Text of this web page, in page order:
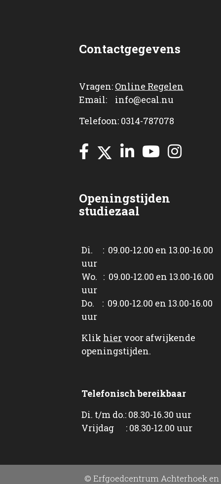
Contactgegevens
Vragen: Online Regelen
Email: info@ecal.nu
Telefoon: 0314-787078
Openingstijden
studiezaal
Di. : 09.00-12.00 en 13.00-16.00
uur
Wo. : 09.00-12.00 en 13.00-16.00
uur
Do. : 09.00-12.00 en 13.00-16.00
uur
Klik hier voor afwijkende
openingstijden.
Telefonisch bereikbaar
Di. t/m do.: 08.30-16.30 uur
Vrijdag : 08.30-12.00 uur
© Erfgoedcentrum Achterhoek en